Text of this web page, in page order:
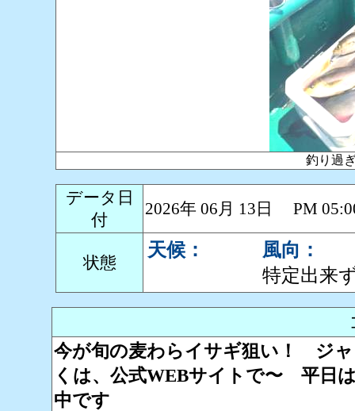
釣り過
データ日
付
2026年 06月 13日 PM
状態
天候：
風向：
特定出来
今が旬の麦わらイサギ狙い！ ジ
くは、公式WEBサイトで〜 平日
中です